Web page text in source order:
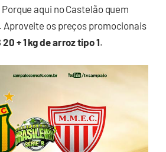
aqui no Castelão quem
Aproveite os preços promocionais
20 + 1 kg de arroz tipo 1.